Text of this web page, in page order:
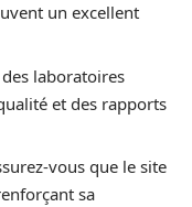
un excellent
des laboratoires
et des rapports
vous que le site
sa